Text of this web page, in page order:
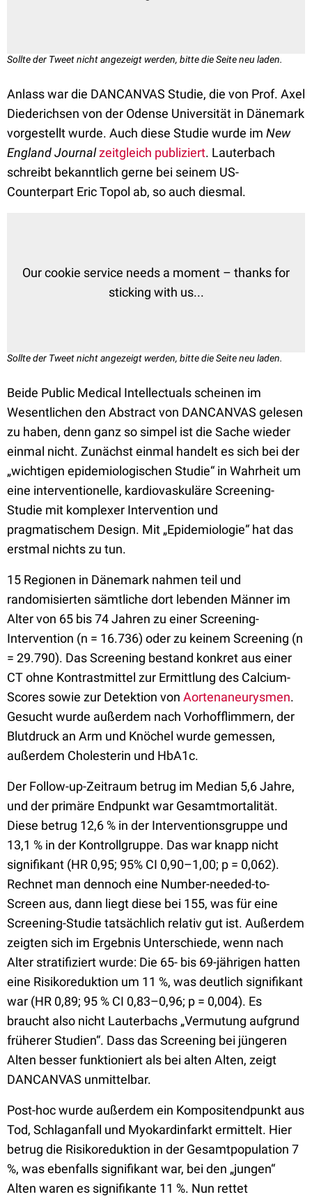
Sollte der Tweet nicht angezeigt werden, bitte die Seite neu laden.
Anlass war die DANCANVAS Studie, die von Prof. Axel
Diederichsen von der Odense Universität in Dänemark
vorgestellt wurde. Auch diese Studie wurde im New
England Journalzeitgleich publiziert. Lauterbach
schreibt bekanntlich gerne bei seinem US-
Counterpart Eric Topol ab, so auch diesmal.
Our cookie service needs a moment – thanks for
sticking with us...
Sollte der Tweet nicht angezeigt werden, bitte die Seite neu laden.
Beide Public Medical Intellectuals scheinen im
Wesentlichen den Abstract von DANCANVAS gelesen
zu haben, denn ganz so simpel ist die Sache wieder
einmal nicht. Zunächst einmal handelt es sich bei der
„wichtigen epidemiologischen Studie“ in Wahrheit um
eine interventionelle, kardiovaskuläre Screening-
Studie mit komplexer Intervention und
pragmatischem Design. Mit „Epidemiologie“ hat das
erstmal nichts zu tun.
15 Regionen in Dänemark nahmen teil und
randomisierten sämtliche dort lebenden Männer im
Alter von 65 bis 74 Jahren zu einer Screening-
Intervention (n = 16.736) oder zu keinem Screening (n
= 29.790). Das Screening bestand konkret aus einer
CT ohne Kontrastmittel zur Ermittlung des Calcium-
Scores sowie zur Detektion von Aortenaneurysmen.
Gesucht wurde außerdem nach Vorhofflimmern, der
Blutdruck an Arm und Knöchel wurde gemessen,
außerdem Cholesterin und HbA1c.
Der Follow-up-Zeitraum betrug im Median 5,6 Jahre,
und der primäre Endpunkt war Gesamtmortalität.
Diese betrug 12,6 % in der Interventionsgruppe und
13,1 % in der Kontrollgruppe. Das war knapp nicht
signifikant (HR 0,95; 95% CI 0,90–1,00; p = 0,062).
Rechnet man dennoch eine Number-needed-to-
Screen aus, dann liegt diese bei 155, was für eine
Screening-Studie tatsächlich relativ gut ist. Außerdem
zeigten sich im Ergebnis Unterschiede, wenn nach
Alter stratifiziert wurde: Die 65- bis 69-jährigen hatten
eine Risikoreduktion um 11 %, was deutlich signifikant
war (HR 0,89; 95 % CI 0,83–0,96; p = 0,004). Es
braucht also nicht Lauterbachs „Vermutung aufgrund
früherer Studien“. Dass das Screening bei jüngeren
Alten besser funktioniert als bei alten Alten, zeigt
DANCANVAS unmittelbar.
Post-hoc wurde außerdem ein Kompositendpunkt aus
Tod, Schlaganfall und Myokardinfarkt ermittelt. Hier
betrug die Risikoreduktion in der Gesamtpopulation 7
%, was ebenfalls signifikant war, bei den „jungen“
Alten waren es signifikante 11 %. Nun rettet